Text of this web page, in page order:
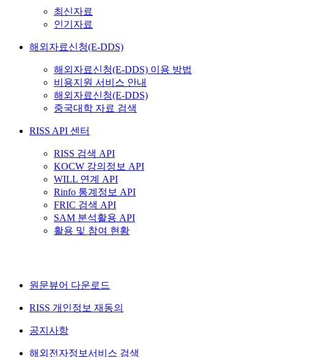
최신자료
인기자료
해외자료신청(E-DDS)
해외자료신청(E-DDS) 이용 방법
비용지원 서비스 안내
해외자료신청(E-DDS)
중국대학 자료 검색
RISS API 센터
RISS 검색 API
KOCW 강의정보 API
WILL 연계 API
Rinfo 통계정보 API
FRIC 검색 API
SAM 분석활용 API
활용 및 참여 현황
원문뷰어 다운로드
RISS 개인정보 재동의
공지사항
해외전자정보서비스 검색